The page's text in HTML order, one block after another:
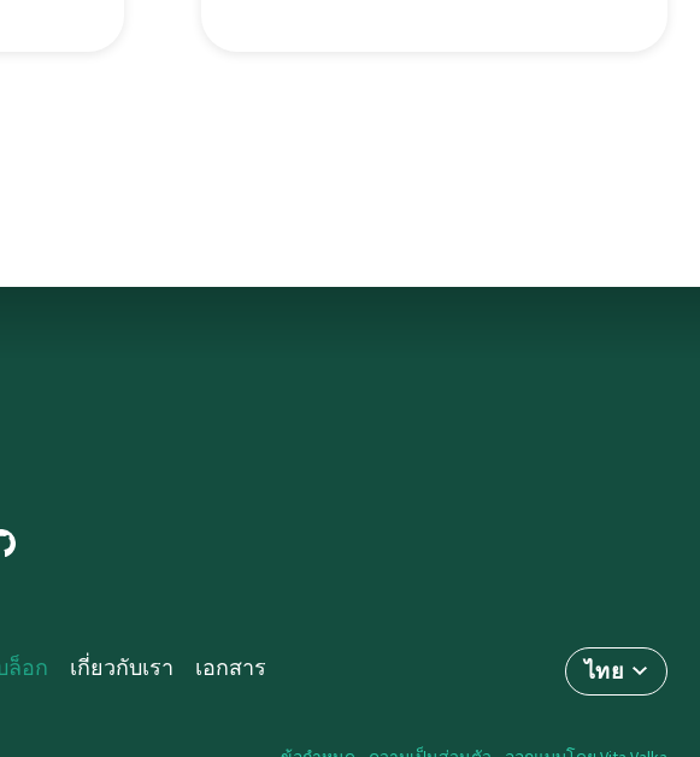
ไทย
ล็อก เกี่ยวกับเรา เอกสาร